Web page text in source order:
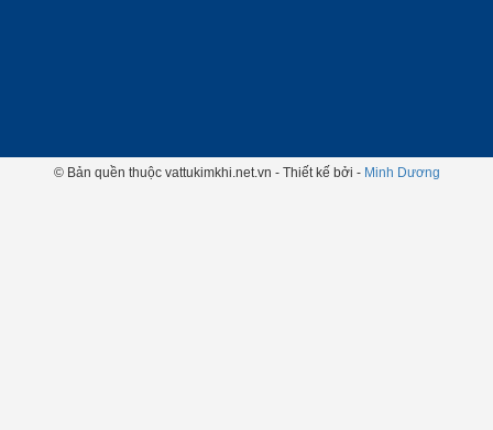
© Bản quền thuộc vattukimkhi.net.vn - Thiết kế bởi - Minh Dương